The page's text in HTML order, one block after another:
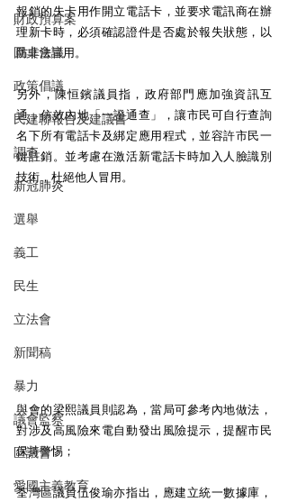
財政預算案
圓桌會議
政策倡議
民建聯報告及建議書
調查
新冠肺炎
選舉
義工
民生
立法會
新聞稿
暴力
議會監察
區議會
愛國主義教育
報銷的失卡用作開立電話卡，並要求電訊商在辦
理新卡時，必須確認證件是否處於報失狀態，以
防非法冒用。
另外，陳恒鑌議員指，政府部門應加強資訊互
通，仿效內地「一證通查」，讓市民可自行查詢
名下所有電話卡及綁定應用程式，並容許市民一
鍵註銷。並考慮在激活新電話卡時加入人臉識別
技術，杜絕他人冒用。
與會的梁熙議員則認為，當局可參考內地做法，
對涉及高風險來電自動發出風險提示，提醒市民
保持警惕；
荃灣區議員伍俊瑜亦指出，應建立統一數據庫，